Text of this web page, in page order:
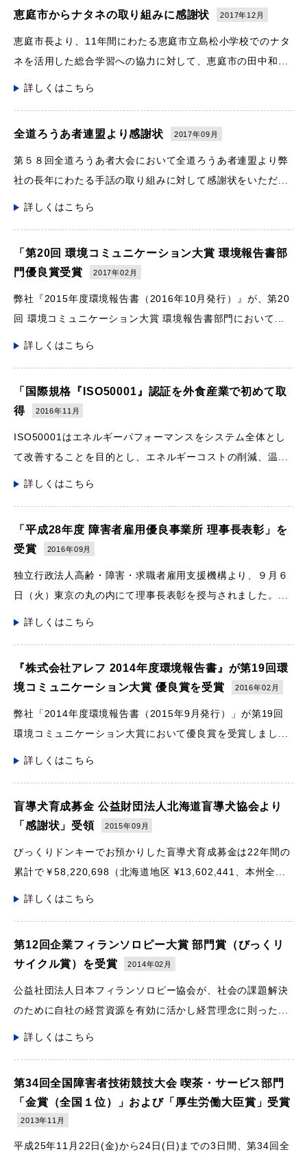
恵庭市からナタネの取り組みに感謝状 2017年12月
恵庭市長より、11年間にわたる恵庭市立島松小学校でのナタ
ネを活用した総合学習への協力に対して、恵庭市の田中和...
詳しくはこちら
全道ろうあ者連盟より感謝状 2017年09月
第５８回全道ろうあ者大会において全道ろうあ者連盟より弊
社の長年にわたる手話の取り組みに対して感謝状をいただ...
詳しくはこちら
「第20回 環境コミュニケーション大賞 環境報告書部
門優良賞受賞
2017年02月
弊社『2015年度環境報告書（2016年10月発行）』が、第20
回 環境コミュニケーション大賞 環境報告書部門において...
詳しくはこちら
「国際規格『ISO50001』認証を外食産業で初めて取
得
2016年11月
ISO50001はエネルギーパフォーマンスをシステム全体とし
て改善することを目的とし、エネルギーコストの削減、温...
詳しくはこちら
「平成28年度 障害者雇用優良事業所 理事長表彰」を
受賞
2016年09月
独立行政法人高齢・障害・求職者雇用支援機構より、９月６
日（火）東京の丸の内にて理事長表彰を授与されました。...
詳しくはこちら
『株式会社アレフ 2014年度環境報告書』が第19回環
境コミュニケーション大賞 優良賞を受賞
2016年02月
弊社「2014年度環境報告書（2015年9月発行）」が第19回
環境コミュニケーション大賞において優良賞を受賞しまし...
詳しくはこちら
盲導犬育成募金 公益財団法人北海道盲導犬協会より
「感謝状」受領
2015年09月
びっくりドンキーでお預かりした盲導犬育成募金は22年間の
累計で￥58,220,698（北海道地区 ¥13,602,441、本州全...
詳しくはこちら
第12回企業フィランソロピー大賞 部門賞（びっくリ
サイクル賞）を受賞
2014年02月
公益社団法人日本フィランソロピー協会が、社会の課題解決
のために自社の経営資源を有効に活かし経営理念に則った...
詳しくはこちら
第34回全国障害者技術競技大会 喫茶・サービス部門
「金賞（全国１位）」および「厚生労働大臣賞」受賞
2013年11月
平成25年11月22日(金)から24日(日)までの3日間、第34回全